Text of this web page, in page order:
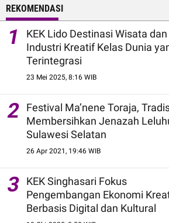
REKOMENDASI
1
KEK Lido Destinasi Wisata dan
Industri Kreatif Kelas Dunia
Terintegrasi
23 Mei 2025, 8:16 WIB
2
Festival Ma’nene Toraja,
Membersihkan Jenazah
Sulawesi Selatan
26 Apr 2021, 19:46 WIB
3
KEK Singhasari Fokus
Pengembangan Ekonomi
Berbasis Digital dan Kultural